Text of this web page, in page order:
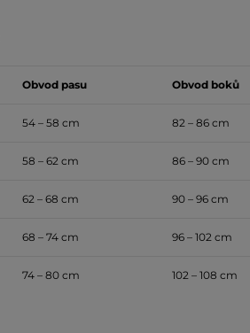
Obvod pasu Obvod boků
54 – 58 cm 82 – 86 cm
58 – 62 cm 86 – 90 cm
62 – 68 cm 90 – 96 cm
68 – 74 cm 96 – 102 cm
74 – 80 cm 102 – 108 cm